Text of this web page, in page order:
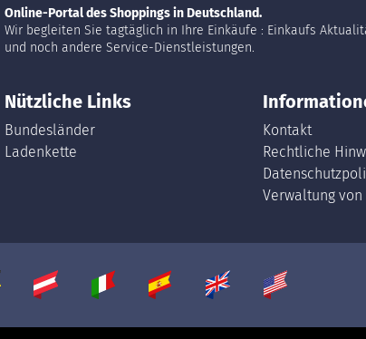
Online-Portal des Shoppings in Deutschland.
Wir begleiten Sie tagtäglich in Ihre Einkäufe : Einkaufs
und noch andere Service-Dienstleistungen.
Nützliche Links
Bundesländer
Ladenkette
Kontakt
Rechtliche
Verwaltung von